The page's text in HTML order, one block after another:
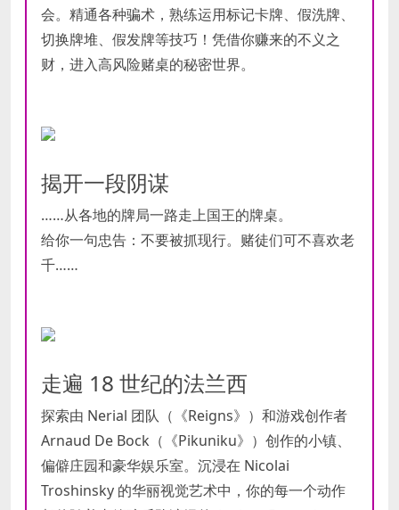
会。精通各种骗术，熟练运用标记卡牌、假洗牌、
切换牌堆、假发牌等技巧！凭借你赚来的不义之
财，进入高风险赌桌的秘密世界。
揭开一段阴谋
……从各地的牌局一路走上国王的牌桌。
给你一句忠告：不要被抓现行。赌徒们可不喜欢老
千……
走遍 18 世纪的法兰西
探索由 Nerial 团队（《Reigns》）和游戏创作者
Arnaud De Bock（《Pikuniku》）创作的小镇、
偏僻庄园和豪华娱乐室。沉浸在 Nicolai
Troshinsky 的华丽视觉艺术中，你的每一个动作